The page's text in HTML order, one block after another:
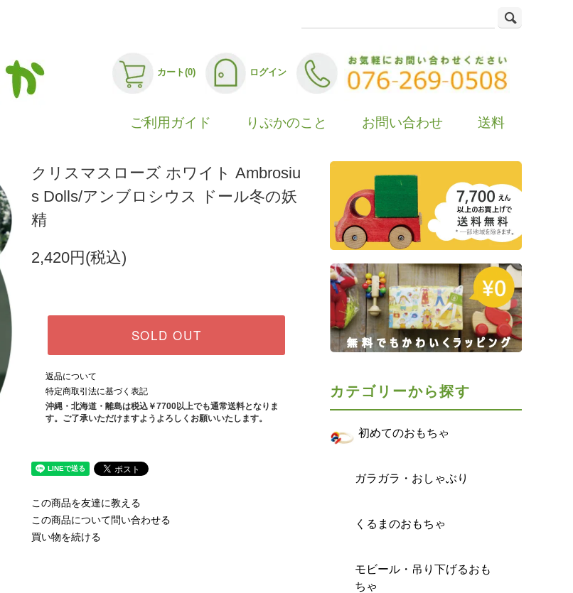
カート(0) ログイン
ご利用ガイド りぷかのこと お問い合わせ 送料
クリスマスローズ ホワイト Ambrosiu
s Dolls/アンブロシウス ドール冬の妖
精
2,420円(税込)
SOLD OUT
返品について
特定商取引法に基づく表記
沖縄・北海道・離島は税込￥7700以上でも通常送料となりま
す。ご了承いただけますようよろしくお願いいたします。
この商品を友達に教える
この商品について問い合わせる
買い物を続ける
カテゴリーから探す
初めてのおもちゃ
ガラガラ・おしゃぶり
くるまのおもちゃ
モビール・吊り下げるおも
ちゃ